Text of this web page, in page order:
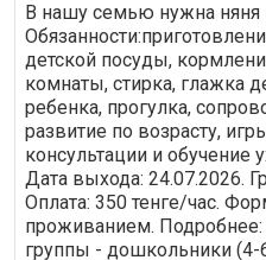
В нашу семью нужна няня
детской посуды,
комнаты, стирка, глажка
ребенка, прогулка,
развитие по возрасту,
консультации и
Дата выхода: 24.07.2026.
Оплата: 350 тенге/час.
проживанием. Подробнее:
группы - дошкольники